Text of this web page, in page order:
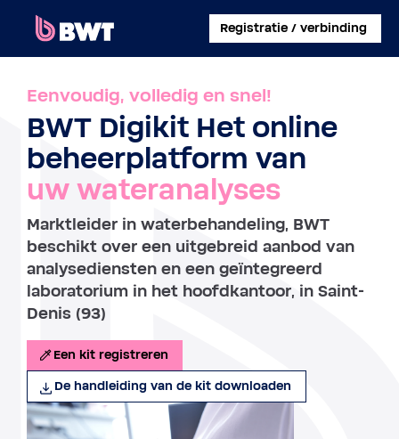
Registratie / verbinding
INLOGGEN
EEN KLANTACCOUNT AANMAKEN
EEN KIT ZONDER ACCOUNT REGISTREREN
OVER BWT
CONTACT
Eenvoudig, volledig en snel!
BWT Digikit Het online
beheerplatform van
uw wateranalyses
Marktleider in waterbehandeling, BWT
beschikt over een uitgebreid aanbod van
analysediensten en een geïntegreerd
laboratorium in het hoofdkantoor, in Saint-
Denis (93)
Een kit registreren
De handleiding van de kit downloaden